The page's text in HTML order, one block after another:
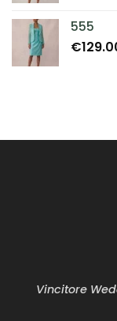
555
€
Vincitore